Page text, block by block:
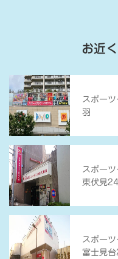
お近
スポー
羽
スポー
東伏見24
スポー
富士見